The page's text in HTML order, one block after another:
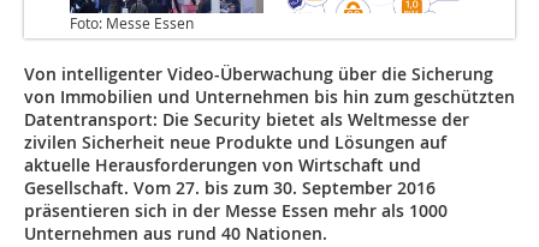
Foto: Messe Essen
Von intelligenter Video-Überwachung über die Sicherung
von Immobilien und Unternehmen bis hin zum geschützten
Datentransport: Die Security bietet als Weltmesse der
zivilen Sicherheit neue Produkte und Lösungen auf
aktuelle Herausforderungen von Wirtschaft und
Gesellschaft. Vom 27. bis zum 30. September 2016
präsentieren sich in der Messe Essen mehr als 1000
Unternehmen aus rund 40 Nationen.